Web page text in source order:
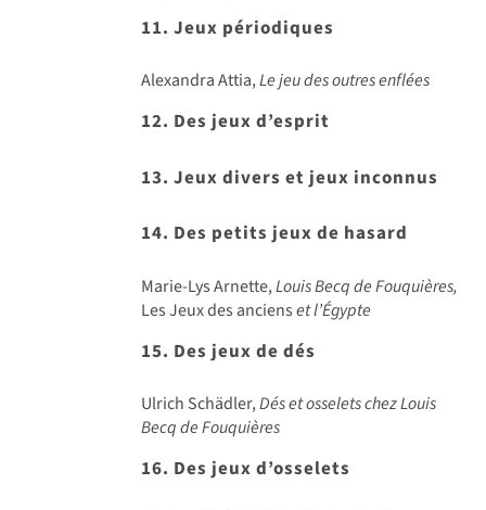
11. Jeux périodiques
Alexandra Attia,Le jeu des outres enflées
12. Des jeux d’esprit
13. Jeux divers et jeux inconnus
14. Des petits jeux de hasard
Marie-Lys Arnette,Louis Becq de Fouquières,
Les Jeux des ancienset l’Égypte
15. Des jeux de dés
Ulrich Schädler,Dés et osselets chez Louis
Becq de Fouquières
16. Des jeux d’osselets